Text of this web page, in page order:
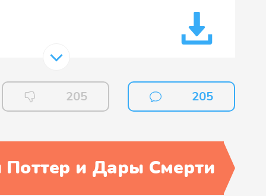
205 205
Поттер и Дары Смерти